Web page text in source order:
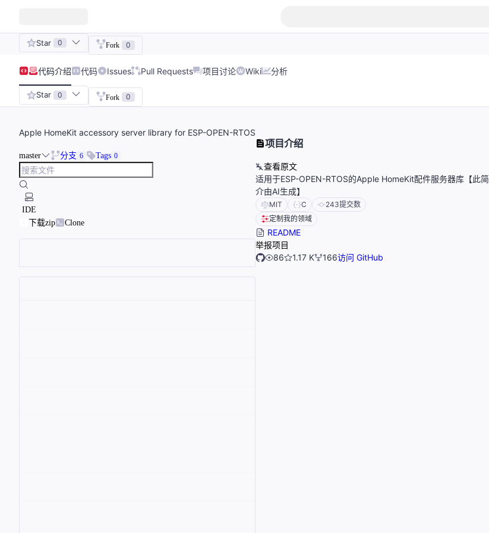
Star 0 Fork 0
代码介绍 代码 Issues Pull Requests 项目讨论 Wiki 分析
Star 0 Fork 0
Apple HomeKit accessory server library for ESP-OPEN-RTOS
master 分支 6 Tags 0
IDE
下载zip
Clone
项目介绍
查看原文
适用于ESP-OPEN-RTOS的Apple HomeKit配件服务器库【此简
介由AI生成】
MIT C 243提交数
定制我的领域
README
举报项目
86
1.17 K 166访问 GitHub